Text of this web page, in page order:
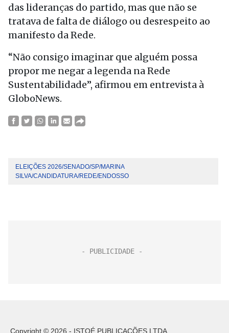
das lideranças do partido, mas que não se
tratava de falta de diálogo ou desrespeito ao
manifesto da Rede.
“Não consigo imaginar que alguém possa
propor me negar a legenda na Rede
Sustentabilidade”, afirmou em entrevista à
GloboNews.
ELEIÇÕES 2026/SENADO/SP/MARINA
SILVA/CANDIDATURA/REDE/ENDOSSO
Copyright © 2026 - ISTOÉ PUBLICAÇÕES LTDA